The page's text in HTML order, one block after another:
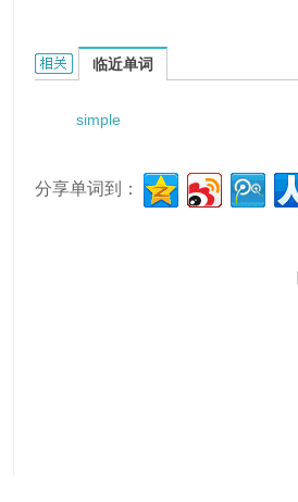
simplex procedure的相关资料：
临近单词
simple
分享单词到：